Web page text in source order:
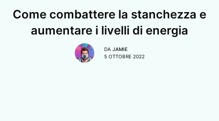
Come combattere la stanchezza e
aumentare i livelli di energia
DA JAMIE
5 OTTOBRE 2022